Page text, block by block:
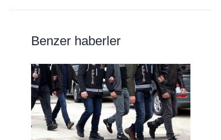
Benzer haberler